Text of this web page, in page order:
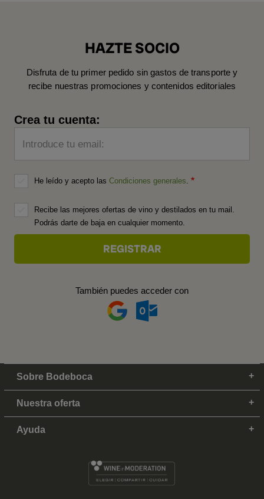
HAZTE SOCIO
Disfruta de tu primer pedido sin gastos de transporte y
recibe nuestras promociones y contenidos editoriales
Crea tu cuenta:
Introduce tu email:
He leído y acepto las Condiciones generales
Recibe las mejores ofertas de vino y destilados en tu mail.
Podrás darte de baja en cualquier momento.
También puedes acceder con
Sobre Bodeboca
Nuestra oferta
Ayuda